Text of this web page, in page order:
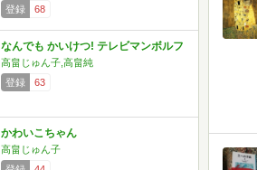
登録
68
なんでも かいけつ! テレビマンボルフ
高畠じゅん子,高畠純
登録
63
かわいこちゃん
高畠じゅん子